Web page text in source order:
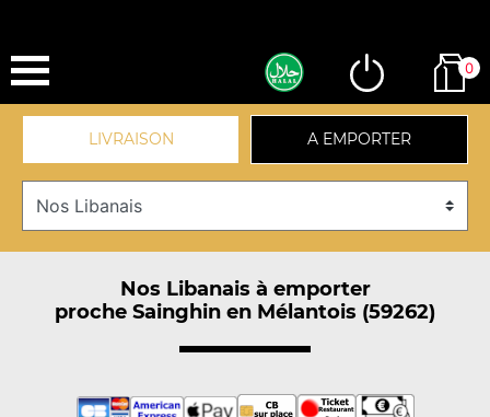
0
LIVRAISON A EMPORTER
Nos Libanais à emporter
proche Sainghin en Mélantois (59262)